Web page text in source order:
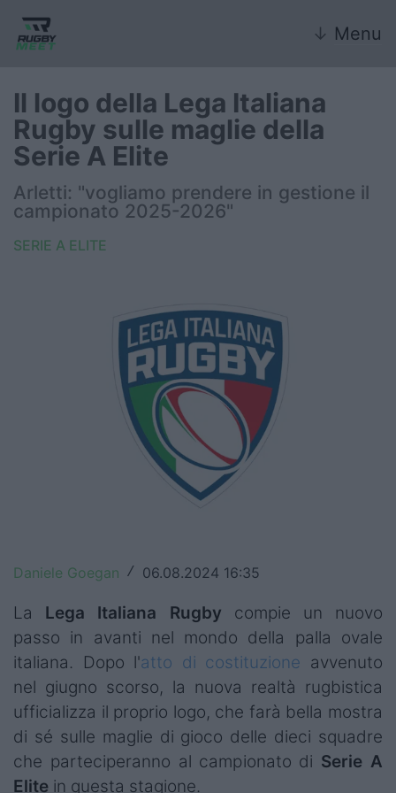
↓ Menu
Nazionale
Nazionali giovanili
Rugby Sevens
United Rugby Championship
World Rugby
Rugby World Cup
Super Rugby
Rugby in TV
Mercato
Serie A Elite
Il logo della Lega Italiana
Rugby sulle maglie della
Serie A Elite
Arletti: "vogliamo prendere in gestione il
campionato 2025-2026"
SERIE A ELITE
Daniele Goegan / 06.08.2024 16:35
La Lega Italiana Rugby compie un nuovo
passo in avanti nel mondo della palla ovale
italiana. Dopo l'atto di costituzione avvenuto
nel giugno scorso, la nuova realtà rugbistica
ufficializza il proprio logo, che farà bella mostra
di sé sulle maglie di gioco delle dieci squadre
che parteciperanno al campionato di Serie A
Elite in questa stagione.